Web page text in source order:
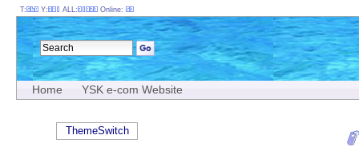
Home YSK e-com Website
T: Y: ALL: Online:
ThemeSwitch